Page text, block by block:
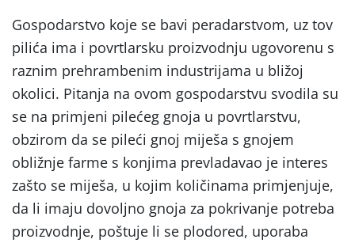
Gospodarstvo koje se bavi peradarstvom, uz tov
pilića ima i povrtlarsku proizvodnju ugovorenu s
raznim prehrambenim industrijama u bližoj
okolici. Pitanja na ovom gospodarstvu svodila su
se na primjeni pilećeg gnoja u povrtlarstvu,
obzirom da se pileći gnoj miješa s gnojem
obližnje farme s konjima prevladavao je interes
zašto se miješa, u kojim količinama primjenjuje,
da li imaju dovoljno gnoja za pokrivanje potreba
proizvodnje, poštuje li se plodored, uporaba